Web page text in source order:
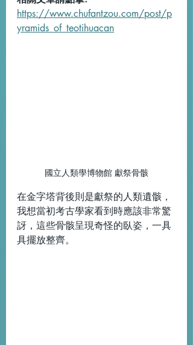
https://www.chufantzou.com/post/p
yramids_of_teotihuacan
國立人類學博物館 獻祭骨骸
在金字塔背後則是獻祭的人類遺骸，
我想當初考古學家看到時應該非常驚
訝，這些骨骸呈現奇怪的臥姿，一具
具擺放整齊。